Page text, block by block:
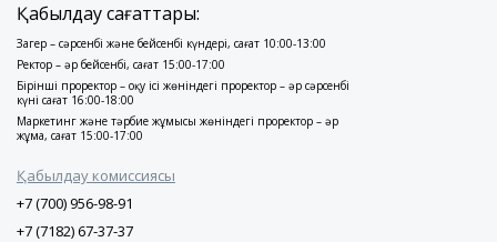
Қабылдау сағаттары:
Заңгер – сәрсенбі және бейсенбі күндері, сағат 10:00-13:00
Ректор – әр бейсенбі, сағат 15:00-17:00
Бірінші проректор – оқу ісі жөніндегі проректор – әр сәрсенбі
күні сағат 16:00-18:00
Маркетинг және тәрбие жұмысы жөніндегі проректор – әр
жұма, сағат 15:00-17:00
Қабылдау комиссиясы
+7 (700) 956-98-91
+7 (7182) 67-37-37